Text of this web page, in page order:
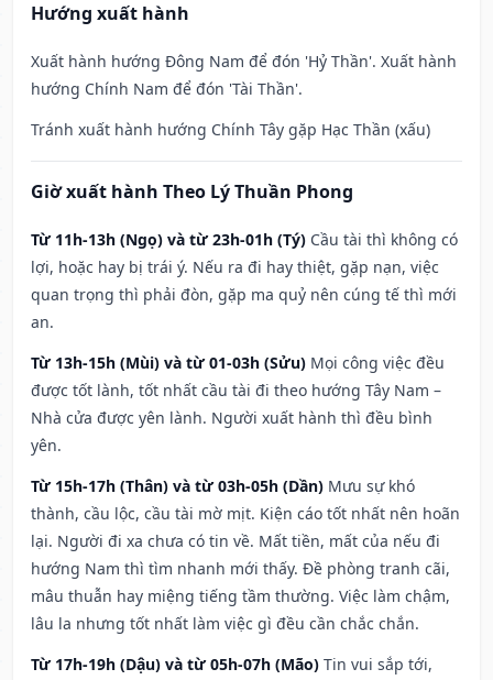
Hướng xuất hành
Xuất hành hướng Đông Nam để đón 'Hỷ Thần'. Xuất hành
hướng Chính Nam để đón 'Tài Thần'.
Tránh xuất hành hướng Chính Tây gặp Hạc Thần (xấu)
Giờ xuất hành Theo Lý Thuần Phong
Từ 11h-13h (Ngọ) và từ 23h-01h (Tý) Cầu tài thì không có
lợi, hoặc hay bị trái ý. Nếu ra đi hay thiệt, gặp nạn, việc
quan trọng thì phải đòn, gặp ma quỷ nên cúng tế thì mới
an.
Từ 13h-15h (Mùi) và từ 01-03h (Sửu) Mọi công việc đều
được tốt lành, tốt nhất cầu tài đi theo hướng Tây Nam –
Nhà cửa được yên lành. Người xuất hành thì đều bình
yên.
Từ 15h-17h (Thân) và từ 03h-05h (Dần) Mưu sự khó
thành, cầu lộc, cầu tài mờ mịt. Kiện cáo tốt nhất nên hoãn
lại. Người đi xa chưa có tin về. Mất tiền, mất của nếu đi
hướng Nam thì tìm nhanh mới thấy. Đề phòng tranh cãi,
mâu thuẫn hay miệng tiếng tầm thường. Việc làm chậm,
lâu la nhưng tốt nhất làm việc gì đều cần chắc chắn.
Từ 17h-19h (Dậu) và từ 05h-07h (Mão) Tin vui sắp tới,